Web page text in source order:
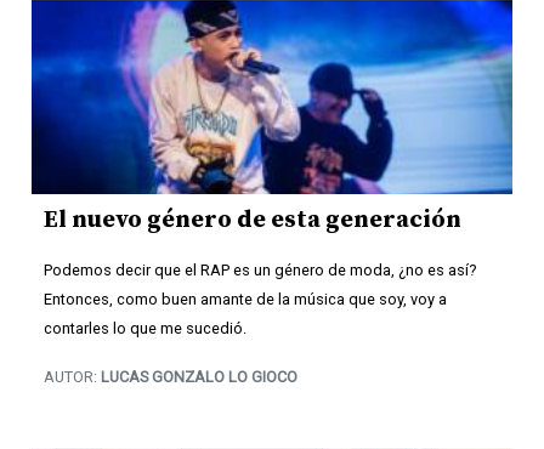
El nuevo género de esta generación
Podemos decir que el RAP es un género de moda, ¿no es así?
Entonces, como buen amante de la música que soy, voy a
contarles lo que me sucedió.
AUTOR: LUCAS GONZALO LO GIOCO